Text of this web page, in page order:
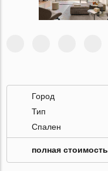
Город
Тип
Спален
полная стоимость